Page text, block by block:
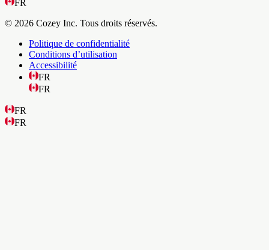
FR
© 2026 Cozey Inc. Tous droits réservés.
Politique de confidentialité
Conditions d’utilisation
Accessibilité
FR
FR
FR
FR